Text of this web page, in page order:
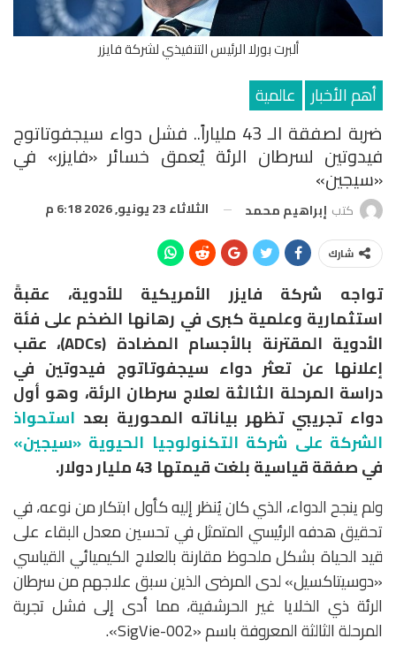
ألبرت بورلا الرئيس التنفيذي لشركة فايزر
أهم الأخبار عالمية
ضربة لصفقة الـ 43 ملياراً.. فشل دواء سيجفوتاتوج
فيدوتين لسرطان الرئة يُعمق خسائر «فايزر» في
«سيجين»
كتب إبراهيم محمد الثلاثاء 23 يونيو, 2026 6:18 م
شارك
تواجه شركة فايزر الأمريكية للأدوية، عقبةً
استثمارية وعلمية كبرى في رهانها الضخم على فئة
الأدوية المقترنة بالأجسام المضادة (ADCs)، عقب
إعلانها عن تعثر دواء سيجفوتاتوج فيدوتين في
دراسة المرحلة الثالثة لعلاج سرطان الرئة، وهو أول
دواء تجريبي تظهر بياناته المحورية بعد استحواذ
الشركة على شركة التكنولوجيا الحيوية «سيجين»
في صفقة قياسية بلغت قيمتها 43 مليار دولار.
ولم ينجح الدواء، الذي كان يُنظر إليه كأول ابتكار من نوعه، في
تحقيق هدفه الرئيسي المتمثل في تحسين معدل البقاء على
قيد الحياة بشكل ملحوظ مقارنة بالعلاج الكيميائي القياسي
«دوسيتاكسيل» لدى المرضى الذين سبق علاجهم من سرطان
الرئة ذي الخلايا غير الحرشفية، مما أدى إلى فشل تجربة
المرحلة الثالثة المعروفة باسم «SigVie-002».